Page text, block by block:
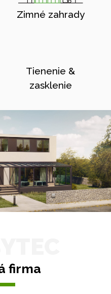
Zimné zahrady
Tienenie &
zasklenie
firma